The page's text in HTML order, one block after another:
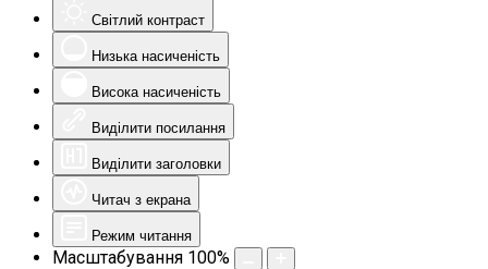
Світлий контраст
Низька насиченість
Висока насиченість
Виділити посилання
Виділити заголовки
Читач з екрана
Режим читання
Масштабування 100%